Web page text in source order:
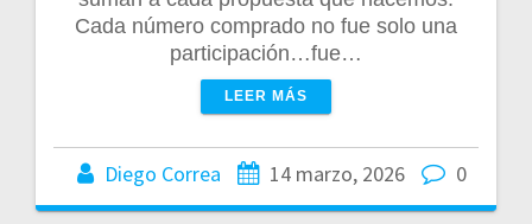
Cada número comprado no fue solo una
participación…fue…
LEER MÁS
Diego Correa 14 marzo, 2026 0